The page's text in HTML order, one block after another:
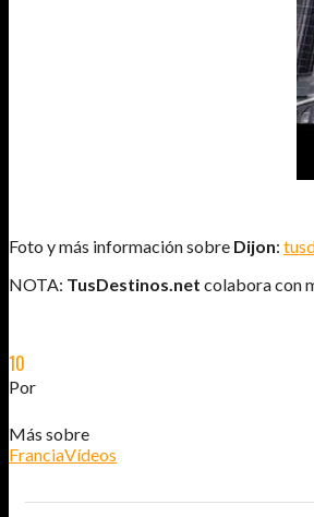
Foto y más información sobre Dijon:
NOTA: TusDestinos.net colabora con
10
Por
Más sobre
FranciaVídeos